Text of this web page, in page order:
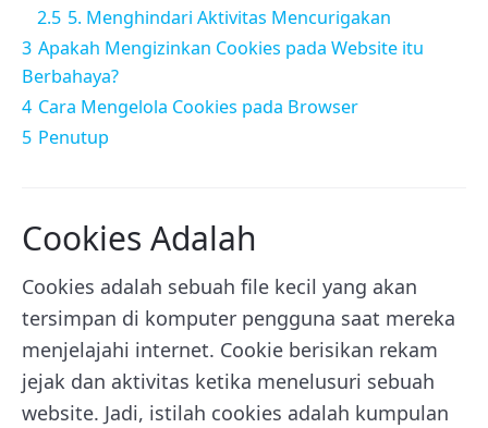
2.5 5. Menghindari Aktivitas Mencurigakan
3 Apakah Mengizinkan Cookies pada Website itu
Berbahaya?
4 Cara Mengelola Cookies pada Browser
5 Penutup
Cookies Adalah
Cookies adalah sebuah file kecil yang akan
tersimpan di komputer pengguna saat mereka
menjelajahi internet. Cookie berisikan rekam
jejak dan aktivitas ketika menelusuri sebuah
website. Jadi, istilah cookies adalah kumpulan